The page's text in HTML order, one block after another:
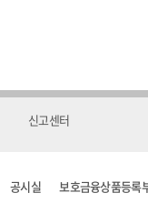
신고센터
공시실 보호금융상품등록